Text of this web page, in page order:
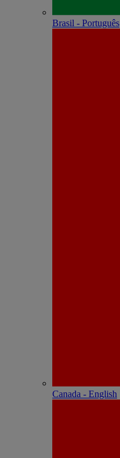
Brasil - Português
Canada - English